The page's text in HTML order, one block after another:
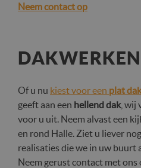
Neem contact op
Of u nu kiest voor een plat dak
geeft aan een hellend dak, wij
voor u uit. Neem alvast een
en rond Halle. Ziet u liever
realisaties die we in uw buurt
Neem gerust contact met ons